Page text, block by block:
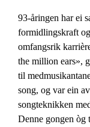
93-åringen har ei s
formidlingskraft
omfangsrikkarriè
the million ears»,
til
song, og var ein
songteknikken
Denne gongen òg